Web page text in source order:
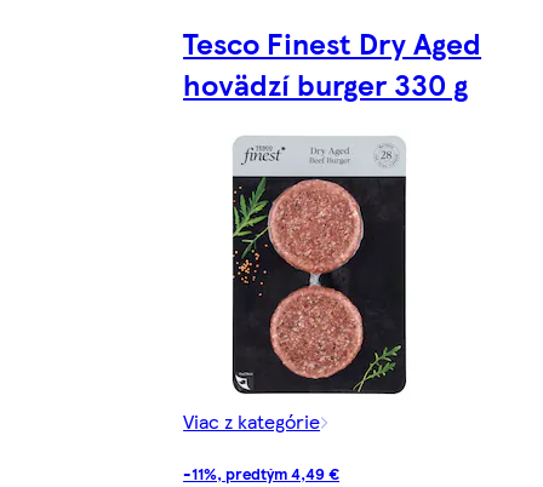
Tesco Finest Dry Aged
hovädzí burger 330 g
Viac z kategórie
-11%, predtým 4,49 €